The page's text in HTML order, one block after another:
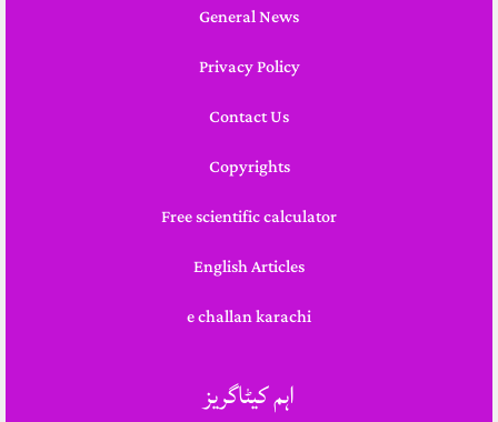
General News
Privacy Policy
Contact Us
Copyrights
Free scientific calculator
English Articles
e challan karachi
اہم کیٹاگریز